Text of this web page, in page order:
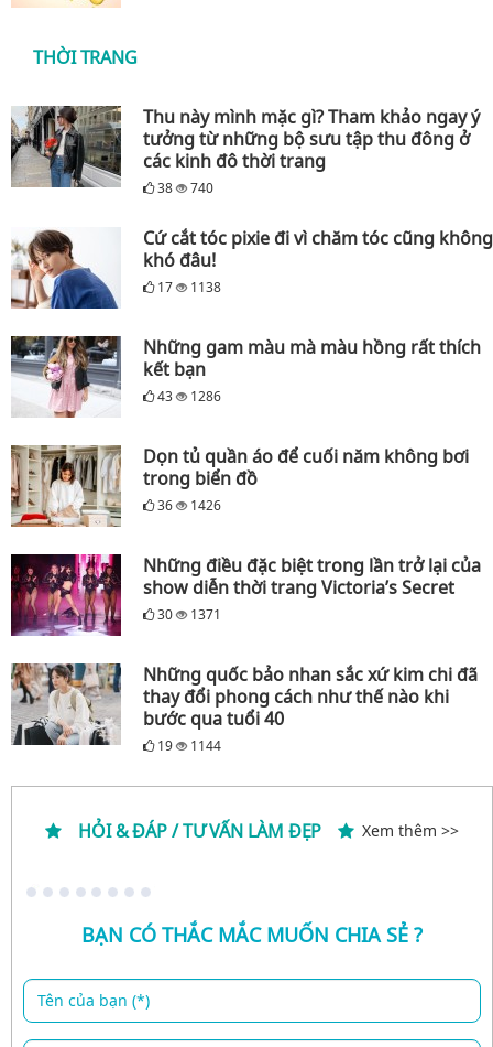
THỜI TRANG
Thu này mình mặc gì? Tham khảo ngay ý
tưởng từ những bộ sưu tập thu đông ở
các kinh đô thời trang
38 740
Cứ cắt tóc pixie đi vì chăm tóc cũng không
khó đâu!
17 1138
Những gam màu mà màu hồng rất thích
kết bạn
43 1286
Dọn tủ quần áo để cuối năm không bơi
trong biển đồ
36 1426
Những điều đặc biệt trong lần trở lại của
show diễn thời trang Victoria’s Secret
30 1371
Những quốc bảo nhan sắc xứ kim chi đã
thay đổi phong cách như thế nào khi
bước qua tuổi 40
19 1144
HỎI & ĐÁP / TƯ VẤN LÀM ĐẸP Xem thêm >>
BẠN CÓ THẮC MẮC MUỐN CHIA SẺ ?